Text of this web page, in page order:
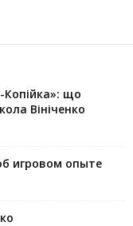
Копійка»: що
Вініченко
игровом опыте